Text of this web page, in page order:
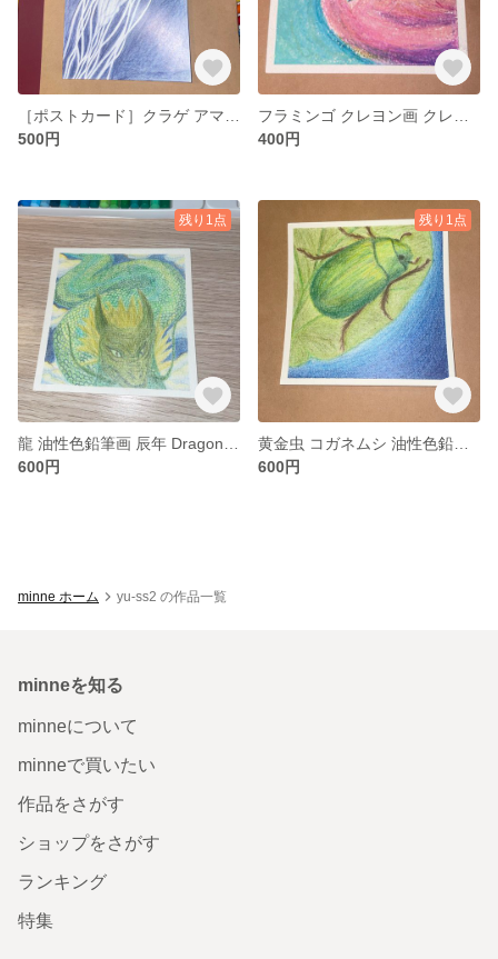
500円
400円
残り1点
600円
残り1点
600円
minne ホーム yu-ss2 の作品一覧
minneを知る
minneについて
minneで買いたい
作品をさがす
ショップをさがす
ランキング
特集